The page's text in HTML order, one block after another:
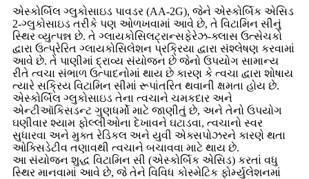
એસ્કોર્બિલ ગ્લુકોસાઇડ પાવડર (AA-2G), જેને એસ્કોર્બિક એસિડ
2-ગ્લુકોસાઇડ તરીકે પણ ઓળખવામાં આવે છે, તે વિટામિન સીનું
સ્થિર વ્યુત્પન્ન છે. તે ગ્લાયકોસિલટ્રાન્સફેરેઝ-ક્લાસ ઉત્સેચકો
દ્વારા ઉત્પ્રેરિત ગ્લાયકોસિલેશન પ્રક્રિયા દ્વારા સંશ્લેષણ કરવામાં
આવે છે. તે પાણીમાં દ્રાવ્ય સંયોજન છે જેનો ઉપયોગ સામાન્ય
રીતે ત્વચા સંભાળ ઉત્પાદનોમાં થાય છે કારણ કે ત્વચા દ્વારા શોષાય
ત્યારે સક્રિય વિટામિન સીમાં રૂપાંતરિત થવાની ક્ષમતા હોય છે.
એસ્કોર્બિલ ગ્લુકોસાઇડ તેના ત્વચાને ચમકદાર અને
એન્ટીઑકિસડન્ટ ગુણધર્મો માટે જાણીતું છે, અને તેનો ઉપયોગ
ઘણીવાર શ્યામ ફોલ્લીઓના દેખાવને ઘટાડવા, ત્વચાનો સ્વર
સુધારવા અને મુક્ત રેડિકલ અને યુવી એક્સપોઝરને કારણે થતા
ઓક્સિડેટીવ તણાવથી ત્વચાને બચાવવા માટે થાય છે.
આ સંયોજન શુદ્ધ વિટામિન સી (એસ્કોર્બિક એસિડ) કરતાં વધુ
સ્થિર માનવામાં આવે છે, જે તેને વિવિધ કોસ્મેટિક ફોર્મ્યુલેશનમાં